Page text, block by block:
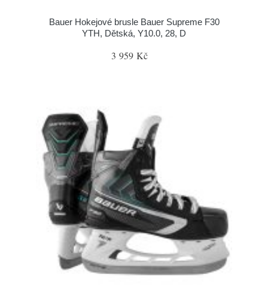
Bauer Hokejové brusle Bauer Supreme F30
YTH, Dětská, Y10.0, 28, D
3 959 Kč